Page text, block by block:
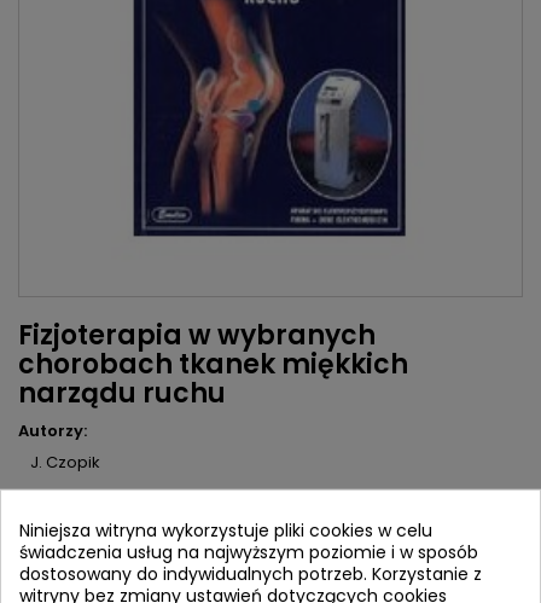
Fizjoterapia w wybranych
chorobach tkanek miękkich
narządu ruchu
Autorzy:
J. Czopik
Wydawca:Emilia
ISBN: 8388391038
50,40 zł 47,88 zł Zniżka 2,52 zł
Brutto
Niniejsza witryna wykorzystuje pliki cookies w celu
świadczenia usług na najwyższym poziomie i w sposób
dostosowany do indywidualnych potrzeb. Korzystanie z
witryny bez zmiany ustawień dotyczących cookies